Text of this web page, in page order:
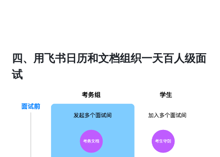
四、用飞书日历和文档组织一天百人级面
试